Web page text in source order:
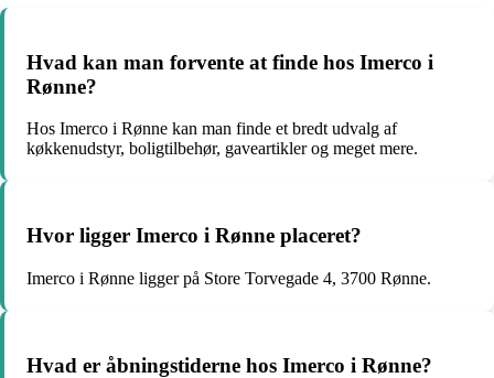
Hvad kan man forvente at finde hos Imerco i
Rønne?
Hos Imerco i Rønne kan man finde et bredt udvalg af
køkkenudstyr, boligtilbehør, gaveartikler og meget mere.
Hvor ligger Imerco i Rønne placeret?
Imerco i Rønne ligger på Store Torvegade 4, 3700 Rønne.
Hvad er åbningstiderne hos Imerco i Rønne?